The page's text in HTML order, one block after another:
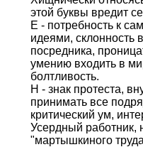
этой буквы вредит
Е - потребность к
идеями, склонность
посредника,
умению входить в
болтливость.
Н - знак протеста,
принимать все
критический ум,
Усердный работник,
"мартышкиного